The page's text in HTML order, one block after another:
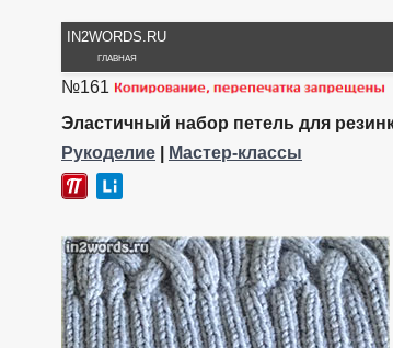
IN2WORDS.RU
ГЛАВНАЯ
№161
Эластичный набор петель для
Рукоделие
Мастер-классы